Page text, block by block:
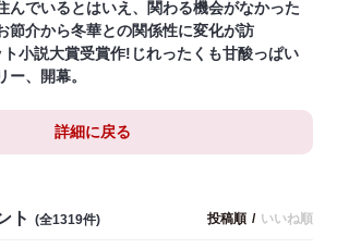
んでいるとはいえ、関わる機会がなかった
節介から冬華との関係性に変化が訪
小説大賞受賞作!じれったくも甘酸っぱい
ー、開幕。
詳細に戻る
ト (全1319件) 投稿順 / いいね順